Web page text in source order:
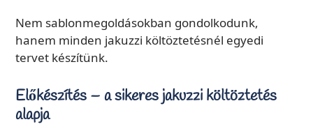
Nem sablonmegoldásokban gondolkodunk,
hanem minden jakuzzi költöztetésnél egyedi
tervet készítünk.
Előkészítés – a sikeres jakuzzi költöztetés
alapja